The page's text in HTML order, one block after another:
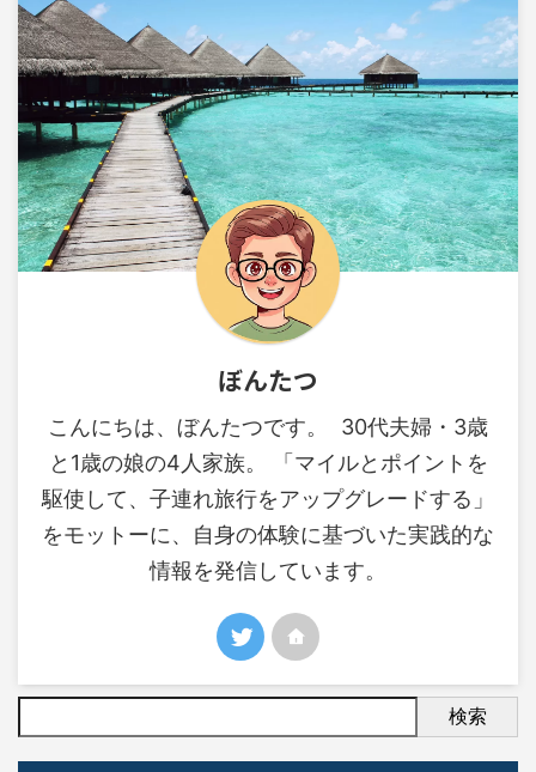
ぼんたつ
こんにちは、ぼんたつです。 30代夫婦・3歳
と1歳の娘の4人家族。 「マイルとポイントを
駆使して、子連れ旅行をアップグレードする」
をモットーに、自身の体験に基づいた実践的な
情報を発信しています。
検索